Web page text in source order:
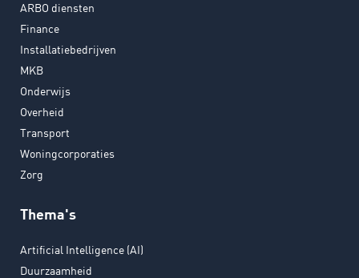
ARBO diensten
Finance
Installatiebedrijven
MKB
Onderwijs
Overheid
Transport
Woningcorporaties
Zorg
Thema's
Artificial Intelligence (AI)
Duurzaamheid